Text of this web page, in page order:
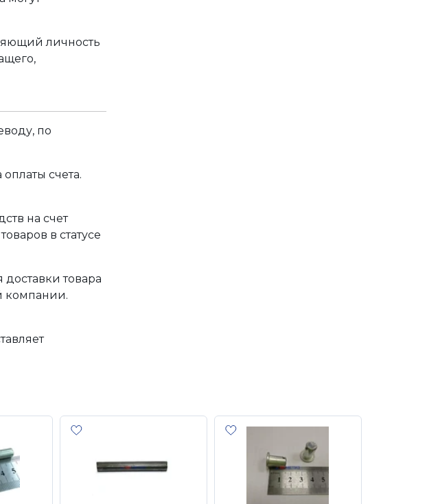
личность
по
счета.
на счет
в статусе
товара
компании.